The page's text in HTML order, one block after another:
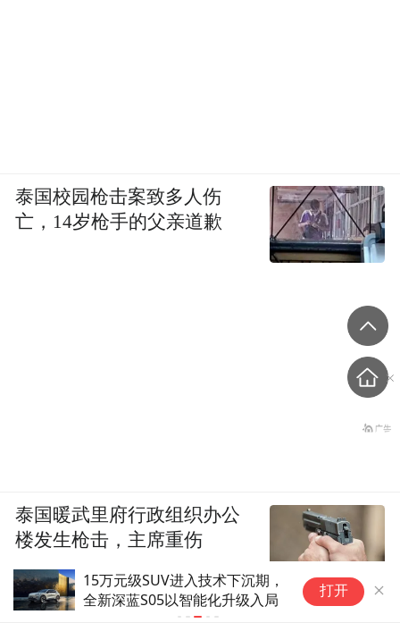
15万元级SUV进入技术下沉期，
全新深蓝S05以智能化升级入局
8
打开
泰国校园枪击案致多人伤
亡，14岁枪手的父亲道歉
泰国暖武里府行政组织办公
楼发生枪击，主席重伤